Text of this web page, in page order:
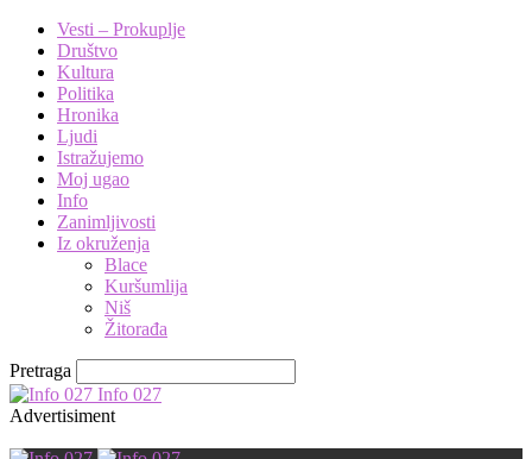
Vesti – Prokuplje
Društvo
Kultura
Politika
Hronika
Ljudi
Istražujemo
Moj ugao
Info
Zanimljivosti
Iz okruženja
Blace
Kuršumlija
Niš
Žitorađa
Pretraga
Info 027
Advertisiment